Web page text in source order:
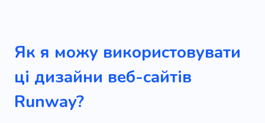
Індивідуальне пошиття
Шкіра
Як я можу використовувати
ці дизайни веб-сайтів
Runway?